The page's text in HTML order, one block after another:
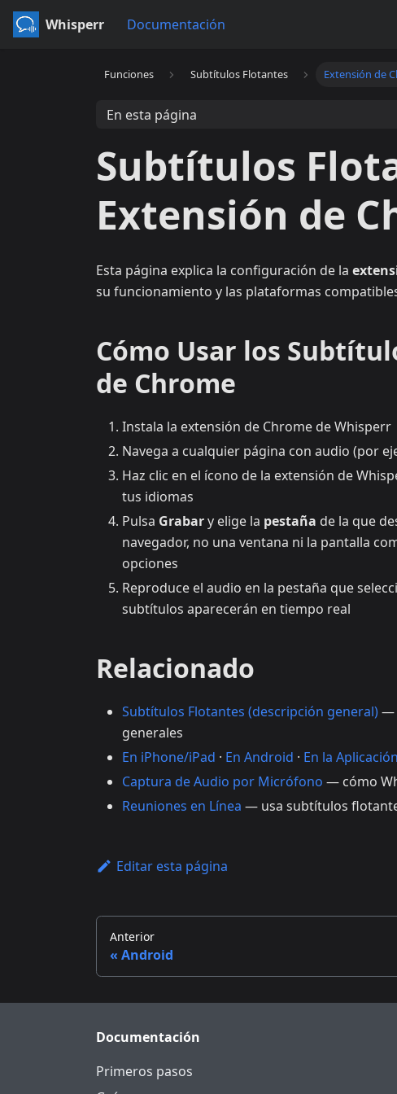
Whisperr Documentación
Funciones Subtítulos Flotantes Extensión de
En esta página
Subtítulos
Extensión de
Esta página explica la configuración de la
su funcionamiento y las plataformas
Cómo Usar los
de Chrome
Instala la extensión de Chrome de Whisperr
Navega a cualquier página con audio (por
Haz clic en el ícono de la extensión de
tus idiomas
Pulsa Grabary elige la pestaña de la que
navegador, no una ventana ni la pantalla
opciones
Reproduce el audio en la pestaña que
subtítulos aparecerán en tiempo real
Relacionado
Subtítulos Flotantes (descripción general)—
generales
En iPhone/iPad · En Android · En la
Captura de Audio por Micrófono — cómo
Reuniones en Línea — usa subtítulos
Editar esta página
Anterior
Android
Documentación
Primeros pasos